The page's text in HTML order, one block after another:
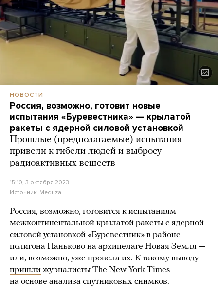
НОВОСТИ
Россия, возможно, готовит новые
испытания «Буревестника» — крылатой
ракеты с ядерной силовой установкой
Прошлые (предполагаемые) испытания
привели к гибели людей и выбросу
радиоактивных веществ
15:10, 3 октября 2023
Источник: Meduza
Россия, возможно, готовится к испытаниям
межконтинентальной крылатой ракеты с ядерной
силовой установкой «Буревестник» в районе
полигона Паньково на архипелаге Новая Земля —
или, возможно, уже провела их. К такому выводу
пришли журналисты The New York Times
на основе анализа спутниковых снимков.